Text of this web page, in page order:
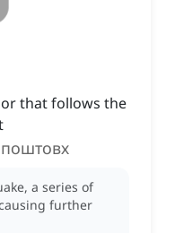
that follows the
a series of
further